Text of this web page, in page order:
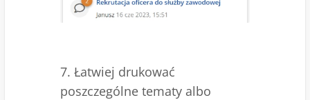
7. Łatwiej drukować
poszczególne tematy albo